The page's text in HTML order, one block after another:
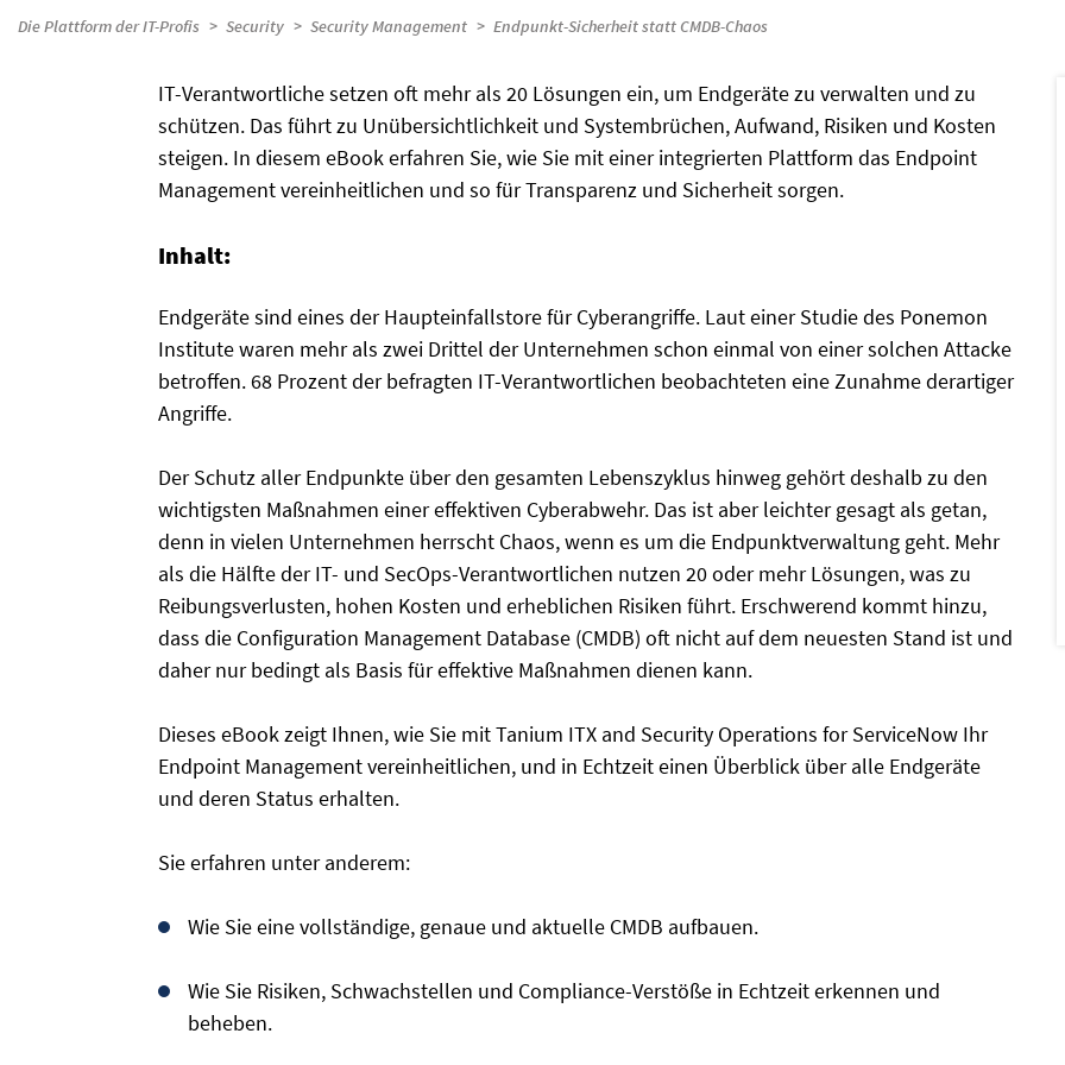
Die Plattform der IT-Profis Security Security Management Endpunkt-Sicherheit statt CMDB-Chaos
IT-Verantwortliche setzen oft mehr als 20 Lösungen ein, um Endgeräte zu verwalten und zu
schützen. Das führt zu Unübersichtlichkeit und Systembrüchen, Aufwand, Risiken und Kosten
steigen. In diesem eBook erfahren Sie, wie Sie mit einer integrierten Plattform das Endpoint
Management vereinheitlichen und so für Transparenz und Sicherheit sorgen.
Inhalt:
Endgeräte sind eines der Haupteinfallstore für Cyberangriffe. Laut einer Studie des Ponemon
Institute waren mehr als zwei Drittel der Unternehmen schon einmal von einer solchen Attacke
betroffen. 68 Prozent der befragten IT-Verantwortlichen beobachteten eine Zunahme derartiger
Angriffe.
Der Schutz aller Endpunkte über den gesamten Lebenszyklus hinweg gehört deshalb zu den
wichtigsten Maßnahmen einer effektiven Cyberabwehr. Das ist aber leichter gesagt als getan,
denn in vielen Unternehmen herrscht Chaos, wenn es um die Endpunktverwaltung geht. Mehr
als die Hälfte der IT- und SecOps-Verantwortlichen nutzen 20 oder mehr Lösungen, was zu
Reibungsverlusten, hohen Kosten und erheblichen Risiken führt. Erschwerend kommt hinzu,
dass die Configuration Management Database (CMDB) oft nicht auf dem neuesten Stand ist und
daher nur bedingt als Basis für effektive Maßnahmen dienen kann.
Dieses eBook zeigt Ihnen, wie Sie mit Tanium ITX and Security Operations for ServiceNow Ihr
Endpoint Management vereinheitlichen, und in Echtzeit einen Überblick über alle Endgeräte
und deren Status erhalten.
Sie erfahren unter anderem:
Wie Sie eine vollständige, genaue und aktuelle CMDB aufbauen.
Wie Sie Risiken, Schwachstellen und Compliance-Verstöße in Echtzeit erkennen und
beheben.